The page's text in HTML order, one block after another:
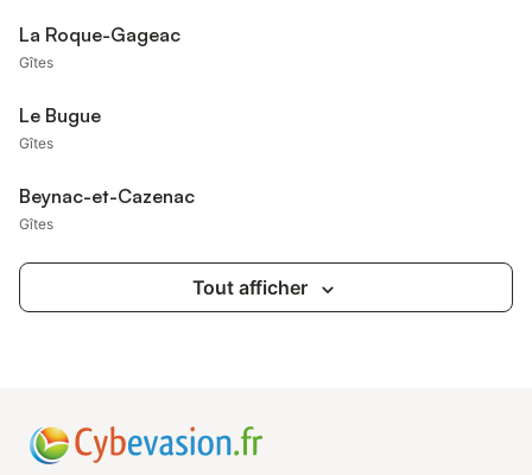
La Roque-Gageac
Gîtes
Le Bugue
Gîtes
Beynac-et-Cazenac
Gîtes
Tout afficher